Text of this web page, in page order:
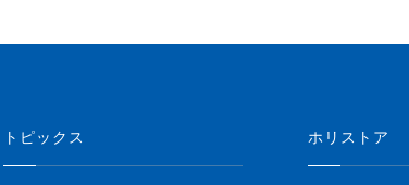
トピックス ホリストア